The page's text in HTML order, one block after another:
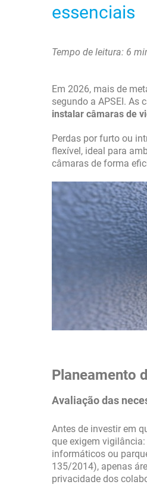
essenciais
Tempo de leitura: 6
Em 2026, mais de
segundo a APSEI. As
instalar câmaras de
Perdas por furto ou
flexível, ideal para
câmaras de forma
Planeamento
Avaliação das
Antes de investir em
que exigem
informáticos ou
135/2014), apenas
privacidade dos